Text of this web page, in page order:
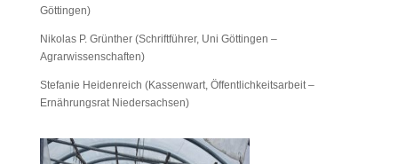
Göttingen)
Nikolas P. Grünther (Schriftführer, Uni Göttingen –
Agrarwissenschaften)
Stefanie Heidenreich (Kassenwart, Öffentlichkeitsarbeit –
Ernährungsrat Niedersachsen)